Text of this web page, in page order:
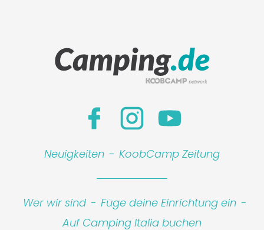
Neuigkeiten - KoobCamp Zeitung
Wer wir sind - Füge deine Einrichtung ein -
Auf Camping Italia buchen